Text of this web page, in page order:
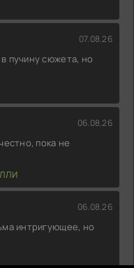
07.08.26
пучину сюжета, но
06.08.26
пока не
06.08.26
интригующее, но